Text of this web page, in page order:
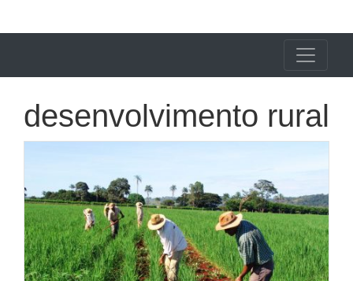
desenvolvimento rural